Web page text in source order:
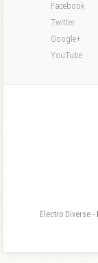
Facebook
Twitter
Google+
YouTube
Electro Diverse -